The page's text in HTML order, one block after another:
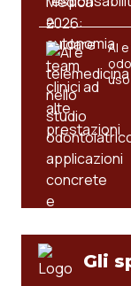
Veneto
Oncologia
Psoriasi &
Quotidiano
Quotidiano
AI
Gli